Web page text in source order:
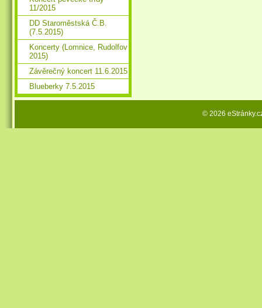
11/2015
DD Staroměstská Č.B.
(7.5.2015)
Koncerty (Lomnice, Rudolfov
2015)
Závěrečný koncert 11.6.2015
Blueberky 7.5.2015
© 2026